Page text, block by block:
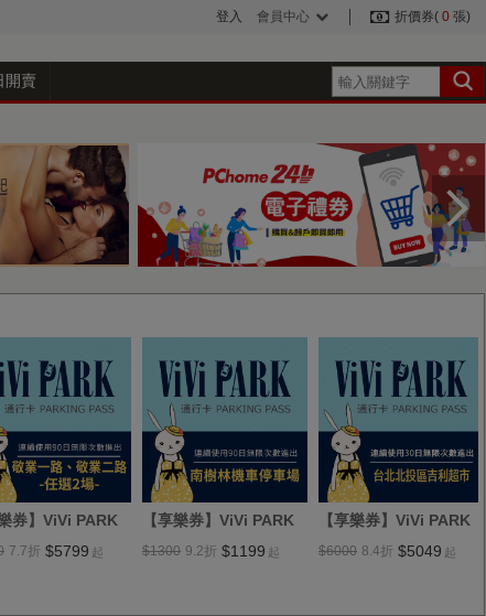
登入 會員中心 折價券( 0 張)
開賣
樂券】ViVi PARK
山區2場 敬業一
業二路停車場，
7.7折 $5799 起
【享樂券】ViVi PARK
南樹林機車停車場，連
續使用90日
$1300 9.2折 $1199 起
【享樂券】ViVi PARK
台北市北投區吉利超市
停車場，連續使用30日
$6000 8.4折 $5049 起